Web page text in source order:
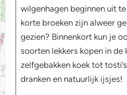
wilgenhagen beginnen uit
korte broeken zijn alweer
gezien? Binnenkort kun je
soorten lekkers kopen in de
zelfgebakken koek tot
dranken en natuurlijk ijsjes!